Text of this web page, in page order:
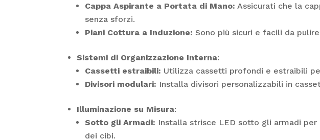
Cappa Aspirante a Portata di Mano: Assicurati che la
senza sforzi.
Piani Cottura a Induzione: Sono più sicuri e facili da
Sistemi di Organizzazione Interna:
Cassetti estraibili: Utilizza cassetti profondi e estraibili
Divisori modulari: Installa divisori personalizzabili in
Illuminazione su Misura:
Sotto gli Armadi: Installa strisce LED sotto gli armadi
dei cibi.